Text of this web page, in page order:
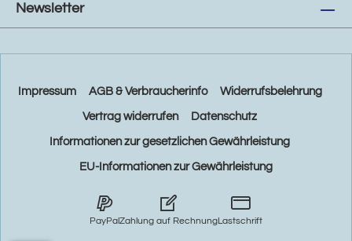
Newsletter
Impressum AGB & Verbraucherinfo Widerrufsbelehrung
Vertrag widerrufen Datenschutz
Informationen zur gesetzlichen Gewährleistung
EU-Informationen zur Gewährleistung
PayPalZahlung auf RechnungLastschrift